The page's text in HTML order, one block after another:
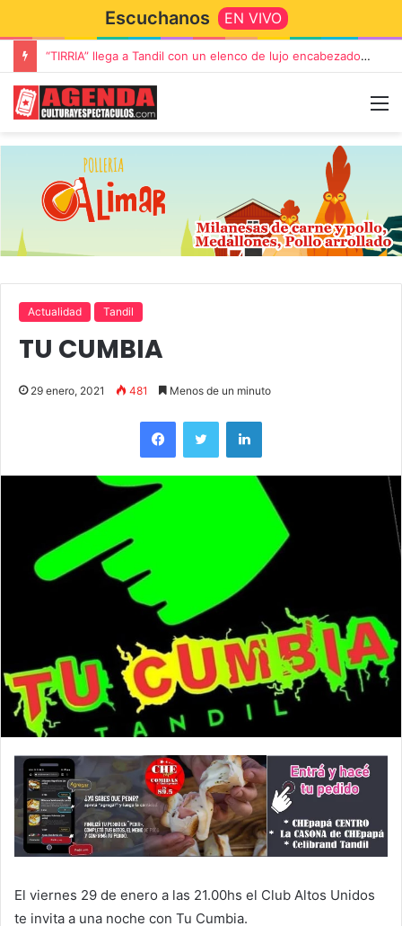
Escuchanos EN VIVO
“TIRRIA” llega a Tandil con un elenco de lujo encabezado por Capusotto, Spregelburd y Stefani
Actualidad Tandil
TU CUMBIA
29 enero, 2021 481 Menos de un minuto
El viernes 29 de enero a las 21.00hs el Club Altos Unidos
te invita a una noche con Tu Cumbia.